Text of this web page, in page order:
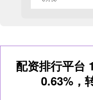
配资排行平台
0.63%，